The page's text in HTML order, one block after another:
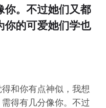
。不过她们又都
你的可爱她们学也
和你有点神似，我想
得有几分像你。不过